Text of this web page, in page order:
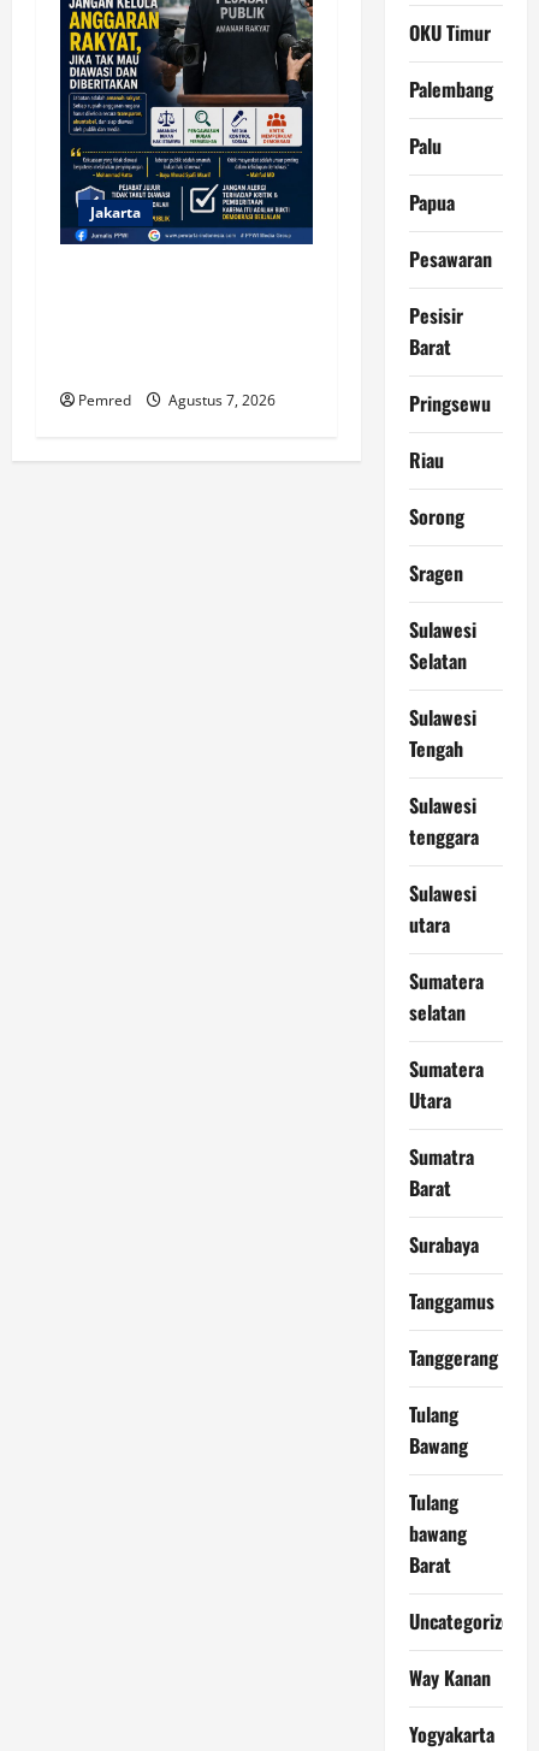
Jakarta
Pemred Agustus 7, 2026
OKU Timur
Palembang
Palu
Papua
Pesawaran
Pesisir
Barat
Pringsewu
Riau
Sorong
Sragen
Sulawesi
Selatan
Sulawesi
Tengah
Sulawesi
tenggara
Sulawesi
utara
Sumatera
selatan
Sumatera
Utara
Sumatra
Barat
Surabaya
Tanggamus
Tanggerang
Tulang
Bawang
Tulang
bawang
Barat
Uncategorized
Way Kanan
Yogyakarta